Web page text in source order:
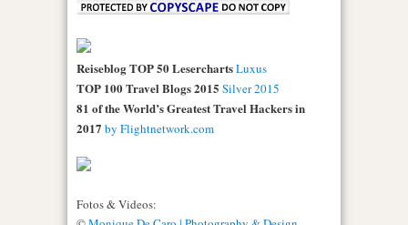
Reiseblog TOP 50 LeserchartsLuxus
TOP 100 Travel Blogs 2015 Silver 2015
81 of the World’s Greatest Travel Hackers in
2017 by Flightnetwork.com
Fotos & Videos: